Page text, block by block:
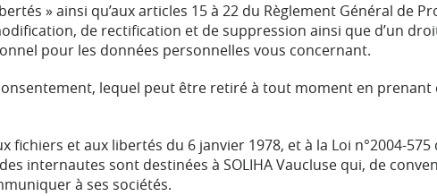
» ainsi qu’aux articles 15 à 22 du Règlement Général de
de rectification et de suppression ainsi que d’un
pour les données personnelles vous concernant.
lequel peut être retiré à tout moment en prenant
et aux libertés du 6 janvier 1978, et à la Loi n°2004-
internautes sont destinées à SOLIHA Vaucluse qui, de
à ses sociétés.